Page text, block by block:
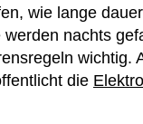
wie lange
nachts
wichtig.
die